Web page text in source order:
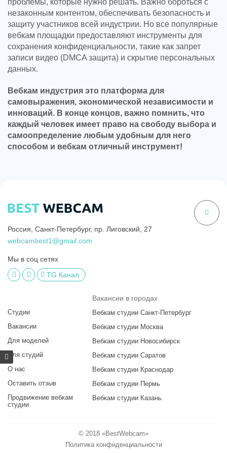
незаконным контентом, обеспечивать безопасность и
защиту участников всей индустрии. Но все популярные
вебкам площадки предоставляют инструменты для
сохранения конфиденциальности, такие как запрет
записи видео (DMCA защита) и скрытие персональных
данных.
Вебкам индустрия это платформа для
самовыражения, экономической независимости и
инноваций. В конце концов, важно помнить, что
каждый человек имеет право на свободу выбора и
самоопределение любым удобным для него
способом и вебкам отличный инструмент!
Россия, Санкт-Петербург, пр. Лиговский, 27
webcambest1@gmail.com
Мы в соц сетях
TG Канал
Студии
Вакансии
Для моделей
Для студий
О нас
Оставить отзыв
Продвижение вебкам
студии
Вакансии в городах
Вебкам студии Санкт-Петербург
Вебкам студии Москва
Вебкам студии Новосибирск
Вебкам студии Саратов
Вебкам студии Краснодар
Вебкам студии Пермь
Вебкам студии Казань
© 2018 «BestWebcam»
Политика конфиденциальности